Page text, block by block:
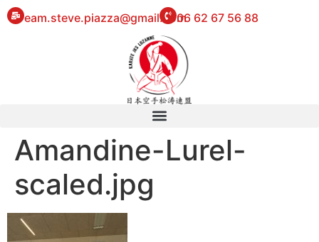
eam.steve.piazza@gmail.com06 62 67 56 88
Amandine-Lurel-
scaled.jpg